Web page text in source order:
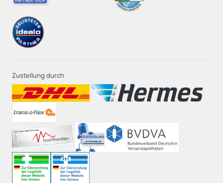
Zustellung durch